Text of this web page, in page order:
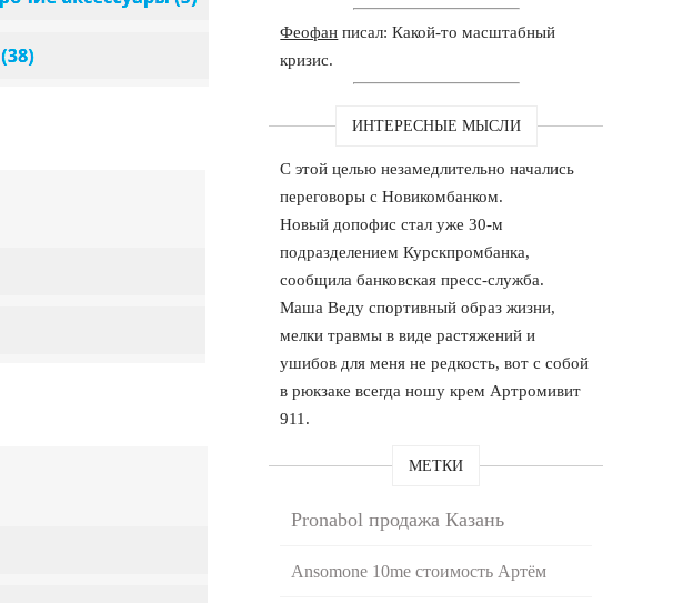
Феофан писал: Какой-то масштабный
кризис.
ИНТЕРЕСНЫЕ МЫСЛИ
С этой целью незамедлительно начались
переговоры с Новикомбанком.
Новый допофис стал уже 30-м
подразделением Курскпромбанка,
сообщила банковская пресс-служба.
Маша Веду спортивный образ жизни,
мелки травмы в виде растяжений и
ушибов для меня не редкость, вот с собой
в рюкзаке всегда ношу крем Артромивит
911.
МЕТКИ
Pronabol продажа Казань
Ansomone 10me стоимость Артём